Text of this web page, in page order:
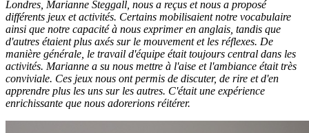
Londres, Marianne Steggall, nous a reçus et nous a proposé
différents jeux et activités. Certains mobilisaient notre vocabulaire
ainsi que notre capacité à nous exprimer en anglais, tandis que
d'autres étaient plus axés sur le mouvement et les réflexes. De
manière générale, le travail d'équipe était toujours central dans les
activités. Marianne a su nous mettre à l'aise et l'ambiance était très
conviviale. Ces jeux nous ont permis de discuter, de rire et d'en
apprendre plus les uns sur les autres. C'était une expérience
enrichissante que nous adorerions réitérer.